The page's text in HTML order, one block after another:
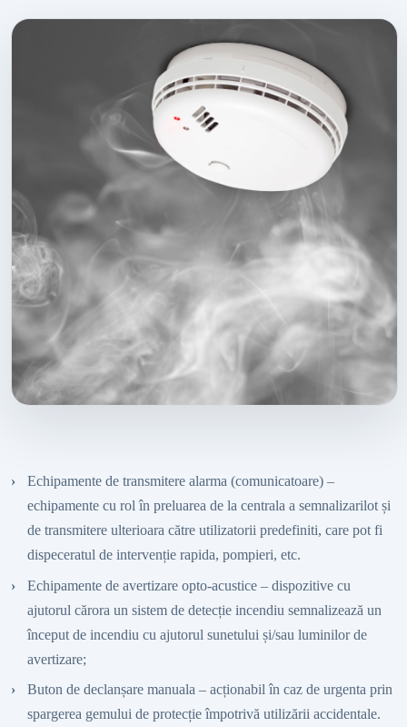
Echipamente de transmitere alarma (comunicatoare) –
echipamente cu rol în preluarea de la centrala a semnalizarilot și
de transmitere ulterioara către utilizatorii predefiniti, care pot fi
dispeceratul de intervenție rapida, pompieri, etc.
Echipamente de avertizare opto-acustice – dispozitive cu
ajutorul cărora un sistem de detecție incendiu semnalizează un
început de incendiu cu ajutorul sunetului și/sau luminilor de
avertizare;
Buton de declanșare manuala – acționabil în caz de urgenta prin
spargerea gemului de protecție împotrivă utilizării accidentale.